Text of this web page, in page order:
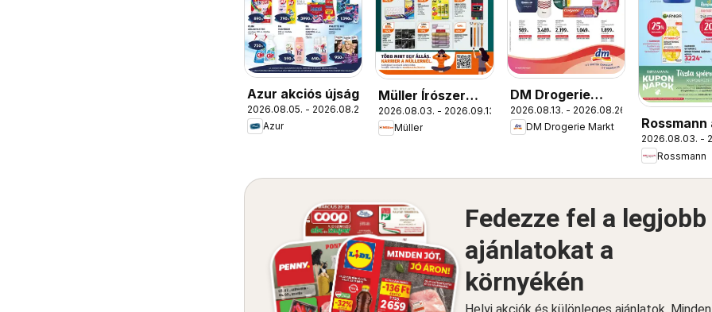
Azur akciós újság
2026.08.05. - 2026.08.22.
Azur
Müller Írószer
ajánlatok
2026.08.03. - 2026.09.13.
Müller
DM Drogerie
Markt akciós
újság
2026.08.13. - 2026.08.26.
DM Drogerie Markt
Rossmann
újság
2026.08.03. -
Rossmann
Fedezze fel a legjobb
ajánlatokat a
környékén